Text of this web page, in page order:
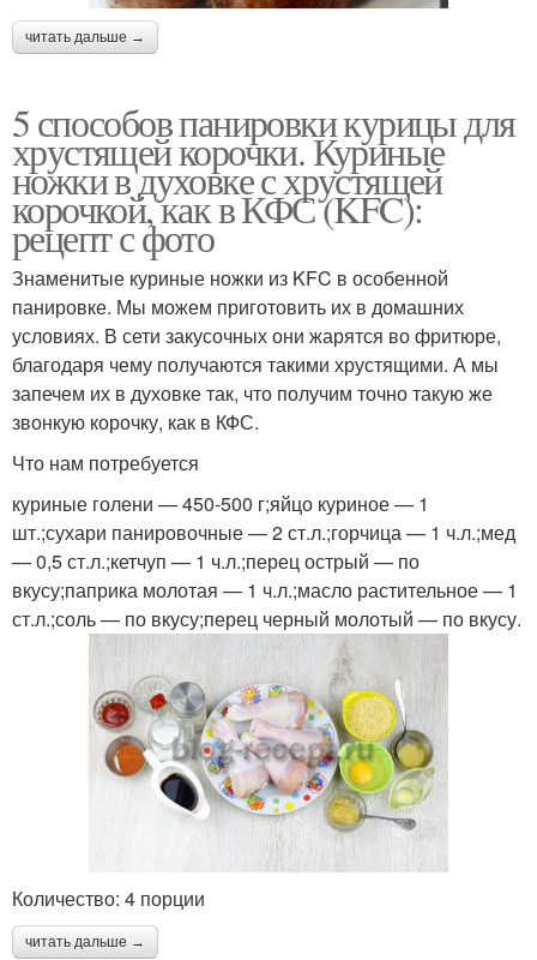
читать дальше →
5 способов панировки курицы для
хрустящей корочки. Куриные
ножки в духовке с хрустящей
корочкой, как в КФС (KFC):
рецепт с фото
Знаменитые куриные ножки из KFC в особенной
панировке. Мы можем приготовить их в домашних
условиях. В сети закусочных они жарятся во фритюре,
благодаря чему получаются такими хрустящими. А мы
запечем их в духовке так, что получим точно такую же
звонкую корочку, как в КФС.
Что нам потребуется
куриные голени — 450-500 г;яйцо куриное — 1
шт.;сухари панировочные — 2 ст.л.;горчица — 1 ч.л.;мед
— 0,5 ст.л.;кетчуп — 1 ч.л.;перец острый — по
вкусу;паприка молотая — 1 ч.л.;масло растительное — 1
ст.л.;соль — по вкусу;перец черный молотый — по вкусу.
Количество: 4 порции
читать дальше →